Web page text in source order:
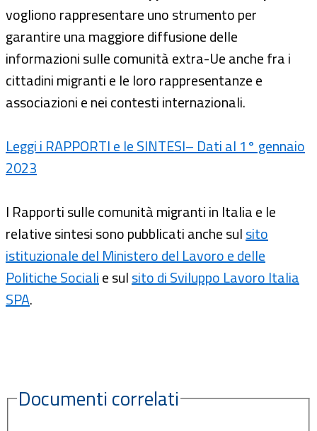
vogliono rappresentare uno strumento per
garantire una maggiore diffusione delle
informazioni sulle comunità extra-Ue anche fra i
cittadini migranti e le loro rappresentanze e
associazioni e nei contesti internazionali.
Leggi i RAPPORTI e le SINTESI– Dati al 1° gennaio
2023
I Rapporti sulle comunità migranti in Italia e le
relative sintesi sono pubblicati anche sulsito
istituzionale del Ministero del Lavoro e delle
Politiche Socialie sulsito di Sviluppo Lavoro Italia
SPA.
Documenti correlati